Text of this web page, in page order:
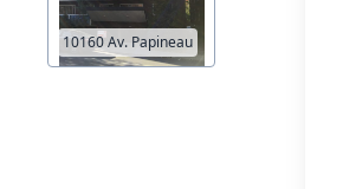
10160 Av. Papineau